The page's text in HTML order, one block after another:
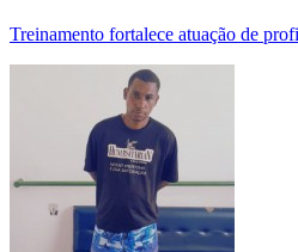
Treinamento fortalece atuação de